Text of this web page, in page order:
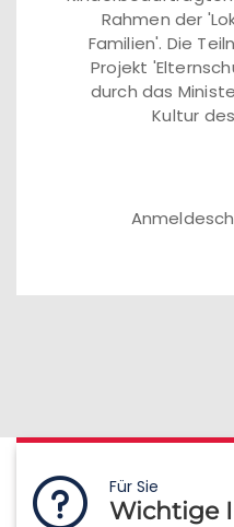
Rahmen der
Familien'. Die
Projekt
durch das
Kultur
Für Sie
Wichtige